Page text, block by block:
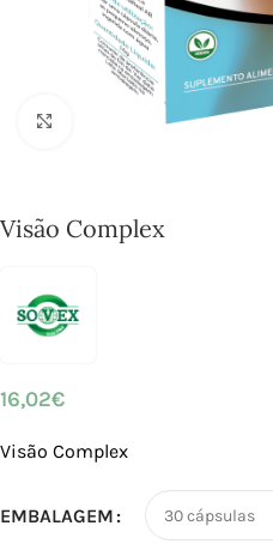
Click to enlarge
Visão Complex
16,02€
Visão Complex
EMBALAGEM